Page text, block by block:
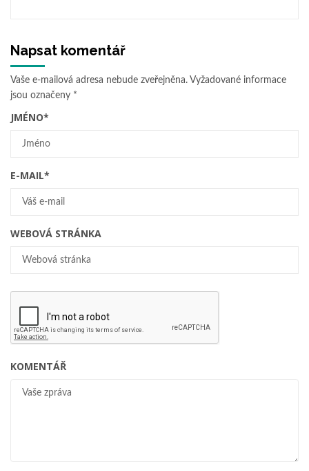
Napsat komentář
Vaše e-mailová adresa nebude zveřejněna. Vyžadované informace
jsou označeny *
JMÉNO*
E-MAIL*
WEBOVÁ STRÁNKA
KOMENTÁŘ